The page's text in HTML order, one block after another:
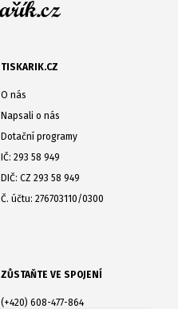
TISKARIK.CZ
O nás
Napsali o nás
Dotační programy
IČ: 293 58 949
DIČ: CZ 293 58 949
Č. účtu: 276703110/0300
ZŮSTAŇTE VE SPOJENÍ
(+420) 608-477-864